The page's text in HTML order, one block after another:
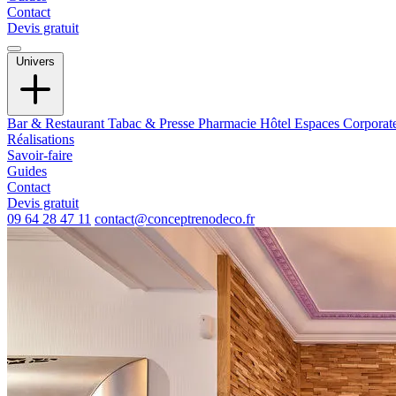
Contact
Devis gratuit
Univers
Bar & Restaurant Tabac & Presse Pharmacie Hôtel Espaces
Réalisations
Savoir-faire
Guides
Contact
Devis gratuit
09 64 28 47 11 contact@conceptrenodeco.fr